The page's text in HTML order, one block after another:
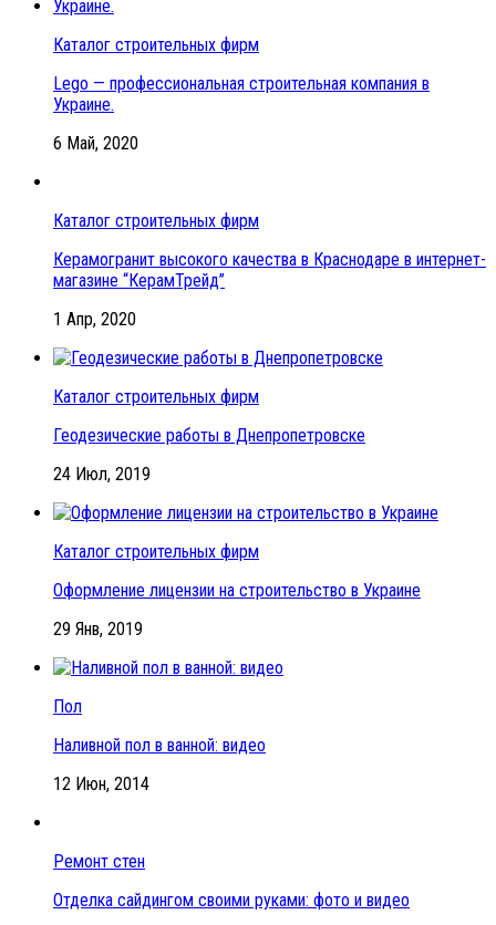
Каталог строительных фирм
Lego — профессиональная строительная компания в
Украине.
6 Май, 2020
Каталог строительных фирм
Керамогранит высокого качества в Краснодаре в интернет-
магазине “КерамТрейд”
1 Апр, 2020
Каталог строительных фирм
Геодезические работы в Днепропетровске
24 Июл, 2019
Каталог строительных фирм
Оформление лицензии на строительство в Украине
29 Янв, 2019
Пол
Наливной пол в ванной: видео
12 Июн, 2014
Ремонт стен
Отделка сайдингом своими руками: фото и видео